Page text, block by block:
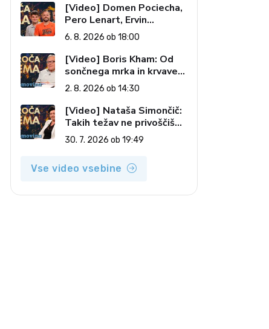
[Video] Domen Pociecha,
Pero Lenart, Ervin
Kostanjšek: Šport
specialcev (Vroča tema, 6.
8. 2026)
6. 8. 2026 ob 18:00
[Video] Boris Kham: Od
sončnega mrka in krvave
lune do slovenskih
pečatov v vesolju (Vroča
tema, 2. 8. 2026)
2. 8. 2026 ob 14:30
[Video] Nataša Simončič:
Takih težav ne privoščiš
nikomur (Vroča tema, 30.
7. 2026)
30. 7. 2026 ob 19:49
Vse video vsebine